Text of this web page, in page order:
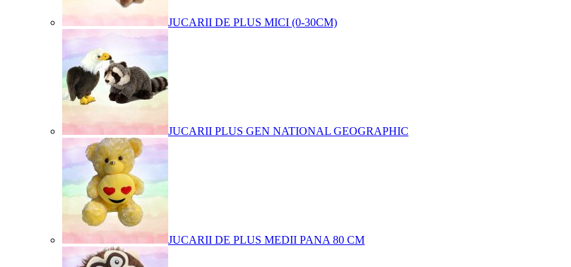
JUCARII DE PLUS MICI (0-30CM)
JUCARII PLUS GEN NATIONAL GEOGRAPHIC
JUCARII DE PLUS MEDII PANA 80 CM